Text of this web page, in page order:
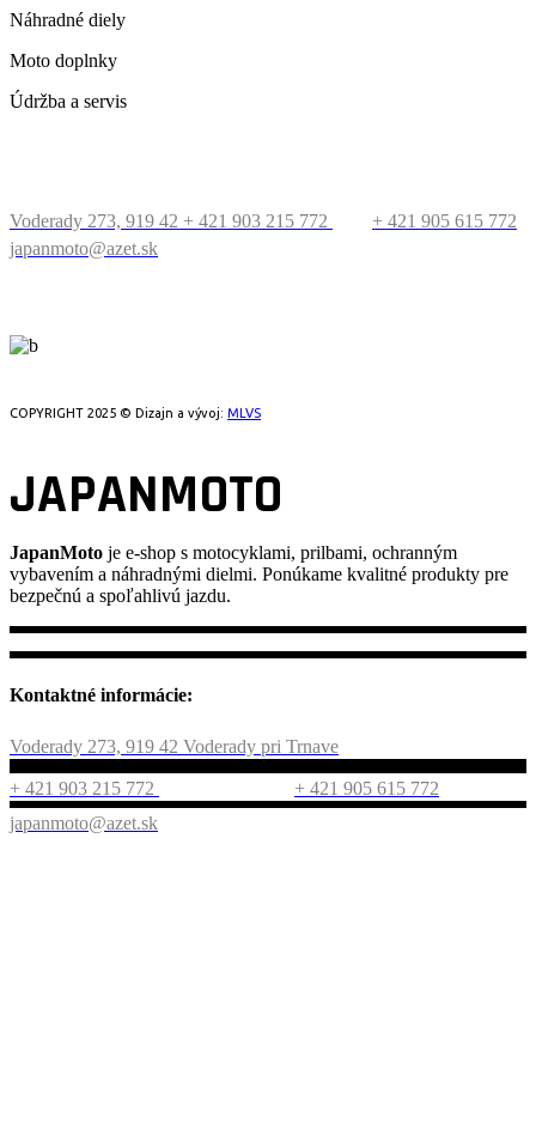
Náhradné diely
Moto doplnky
Údržba a servis
Voderady 273, 919 42 + 421 903 215 772
+ 421 905 615 772
japanmoto@azet.sk
COPYRIGHT 2025 © Dizajn a vývoj: MLVS
JAPANMOTO
JapanMoto je e-shop s motocyklami, prilbami, ochranným
vybavením a náhradnými dielmi. Ponúkame kvalitné produkty pre
bezpečnú a spoľahlivú jazdu.
Kontaktné informácie:
Voderady 273, 919 42 Voderady pri Trnave
+ 421 903 215 772
+ 421 905 615 772
japanmoto@azet.sk